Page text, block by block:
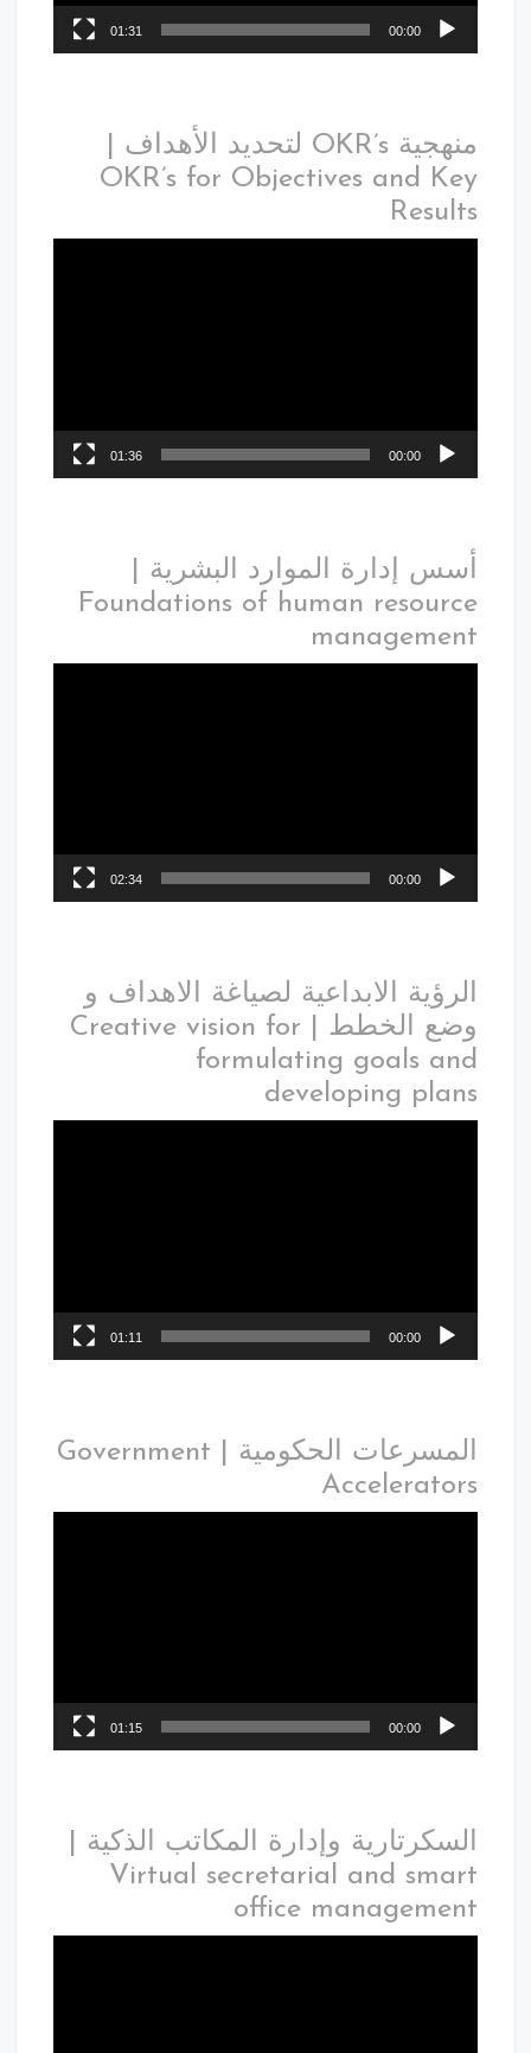
00:00
01:31
منهجية OKR’s لتحديد الأهداف |
OKR’s for Objectives and Key
Results
00:00
01:36
أسس إدارة الموارد البشرية |
Foundations of human resource
management
00:00
02:34
الرؤية الابداعية لصياغة الاهداف و
وضع الخطط | Creative vision for
formulating goals and
developing plans
00:00
01:11
المسرعات الحكومية | Government
Accelerators
00:00
01:15
السكرتارية وإدارة المكاتب الذكية |
Virtual secretarial and smart
office management